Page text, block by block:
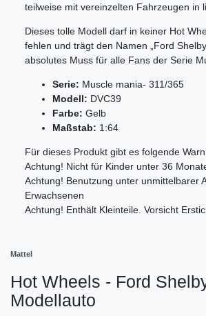
teilweise mit vereinzelten Fahrzeugen in
Dieses tolle Modell darf in keiner Hot
fehlen und trägt den Namen „Ford
absolutes Muss für alle Fans der Serie
Serie: Muscle mania- 311/365
Modell: DVC39
Farbe: Gelb
Maßstab: 1:64
Für dieses Produkt gibt es folgende
Achtung! Nicht für Kinder unter 36
Achtung! Benutzung unter unmittelbarer
Erwachsenen
Achtung! Enthält Kleinteile. Vorsicht
Mattel
Hot Wheels - Ford
Modellauto